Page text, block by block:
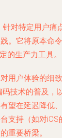
针对特定用户痛
。它将原本命令
的生产力工具。
用户体验的细致
技术的普及，
望在延迟降低、
支持（如对iOS
重要桥梁。